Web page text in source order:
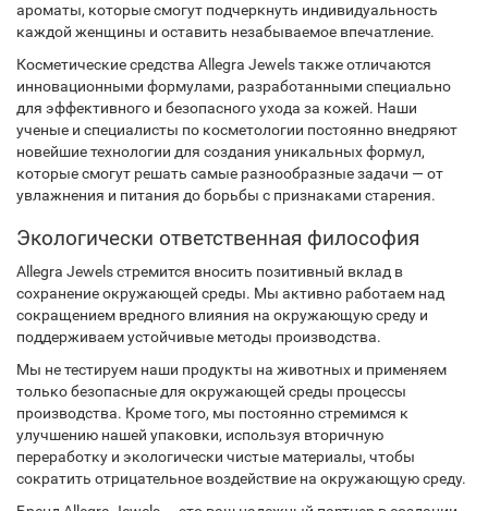
ароматы, которые смогут подчеркнуть индивидуальность
каждой женщины и оставить незабываемое впечатление.
Косметические средства Allegra Jewels также отличаются
инновационными формулами, разработанными специально
для эффективного и безопасного ухода за кожей. Наши
ученые и специалисты по косметологии постоянно внедряют
новейшие технологии для создания уникальных формул,
которые смогут решать самые разнообразные задачи — от
увлажнения и питания до борьбы с признаками старения.
Экологически ответственная философия
Allegra Jewels стремится вносить позитивный вклад в
сохранение окружающей среды. Мы активно работаем над
сокращением вредного влияния на окружающую среду и
поддерживаем устойчивые методы производства.
Мы не тестируем наши продукты на животных и применяем
только безопасные для окружающей среды процессы
производства. Кроме того, мы постоянно стремимся к
улучшению нашей упаковки, используя вторичную
переработку и экологически чистые материалы, чтобы
сократить отрицательное воздействие на окружающую среду.